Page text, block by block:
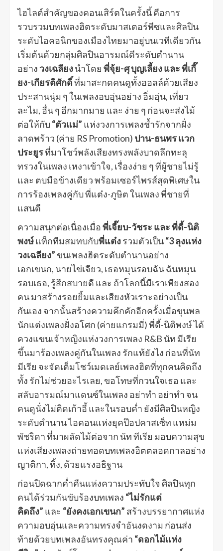
ไฮไลต์สำคัญของคอนเสิร์ตในครั้งนี้ คือการ
รวบรวมบทเพลงฮิตระดับมาสเตอร์พีซและศิลปิน
ระดับไอคอนิกของเมืองไทยมาอยู่บนเวทีเดียวกัน
เริ่มต้นด้วยกลุ่มศิลปินอารมณ์ดีระดับตำนาน
อย่าง วงเฉลียงนำโดย พี่จุ้ย-ศุ บุญเลี้ยง และ พี่เกี๊
ยง-เกียรติศักดิ์ที่มาสะกดคนดูทั้งฮอลล์ด้วยเสียง
ประสานนุ่ม ๆ ในเพลงอบอุ่นอย่าง อิ่มอุ่น, เที่ยว
ละไม, อื่น ๆ อีกมากมาย และ ง่าย ๆ ก่อนจะส่งไม้
ต่อให้กับ“ตัวแม่” แห่งวงการเพลงช้ำรักจากฝั่ง
ลาดพร้าว (ค่าย RS Promotion) ปาน-ธนพร แวก
ประยูรที่มาโชว์พลังเสียงทรงพลังบาดลึกทะลุ
ทรวงในเพลง เหงาเข้าใจ, เรื่องง่าย ๆ ที่ผู้ชายไม่รู้
และ ตบมือข้างเดียว พร้อมเซอร์ไพรส์สุดพิเศษใน
การร้องเพลงคู่กับ พี่แต๋ง-ภูษิต ในเพลง พี่ชายที่
แสนดี
ความสนุกต่อเนื่องเมื่อพี่เจี๊ยบ-วัชระ และ พี่ดี้-นิติ
พงษ์แท็กทีมสมทบกับพี่แต๋งรวมตัวเป็น“3 ลุงแห่ง
วงเฉลียง” ขนเพลงฮิตระดับตำนานอย่าง
เอกเขนก, นายไข่เจียว, เธอหมุนรอบฉัน ฉันหมุน
รอบเธอ, รู้สึกสบายดี และ ถ้าโลกนี้มีเราเพียงสอง
คน มาสร้างรอยยิ้มและเสียงหัวเราะอย่างเป็น
กันเอง จากนั้นสร้างความคึกคักอีกครั้งเมื่อขุนพล
นักแต่งเพลงฝั่งอโศก (ค่ายแกรมมี่) พี่ดี้-นิติพงษ์ ได้
ควงแขนเจ้าหญิงแห่งวงการเพลง R&B นัท มีเรีย
ขึ้นมาร้องเพลงคู่กันในเพลง รักแท้ยังไง ก่อนที่นัท
มีเรีย จะจัดเต็มโชว์เมดเลย์เพลงฮิตที่ทุกคนคิดถึง
ทั้ง รักไม่ช่วยอะไรเลย, ขอโทษที่กวนใจเธอ และ
สลับอารมณ์มาแดนซ์ในเพลง อย่าทำ อย่าทำ จน
คนดูนั่งไม่ติดเก้าอี้ และในรอบค่ำ ยังมีศิลปินหญิง
ระดับตำนาน ไอคอนแห่งยุคป๊อปคาสเซ็ท แหม่ม
พัชริดา ที่มาผลัดไม้ต่อจาก นัท ทีเรีย มอบความสุข
แห่งเสียงเพลงถ่ายทอดบทเพลงฮิตตลอดกาลอย่าง
ญาติกา, ทิ้ง, ด้วยแรงอธิฐาน
ก่อนปิดฉากค่ำคืนแห่งความประทับใจ ศิลปินทุก
คนได้ร่วมกันขับร้องบทเพลง “ไม่รักแต่
คิดถึง” และ “ยังคงเอกเขนก” สร้างบรรยากาศแห่ง
ความอบอุ่นและความทรงจำอันงดงาม ก่อนส่ง
ท้ายด้วยบทเพลงอันทรงคุณค่า “ดอกไม้แห่ง